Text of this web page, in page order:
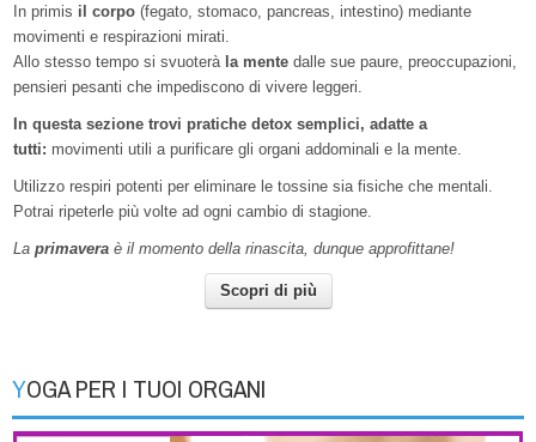
In primis il corpo (fegato, stomaco, pancreas, intestino) mediante
movimenti e respirazioni mirati.
Allo stesso tempo si svuoterà la mente dalle sue paure, preoccupazioni,
pensieri pesanti che impediscono di vivere leggeri.
In questa sezione trovi pratiche detox semplici, adatte a
tutti: movimenti utili a purificare gli organi addominali e la mente.
Utilizzo respiri potenti per eliminare le tossine sia fisiche che mentali.
Potrai ripeterle più volte ad ogni cambio di stagione.
La primavera è il momento della rinascita, dunque approfittane!
Scopri di più
YOGA PER I TUOI ORGANI